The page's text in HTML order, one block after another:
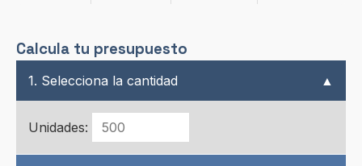
Calcula tu presupuesto
1. Selecciona la cantidad ▲
Unidades: